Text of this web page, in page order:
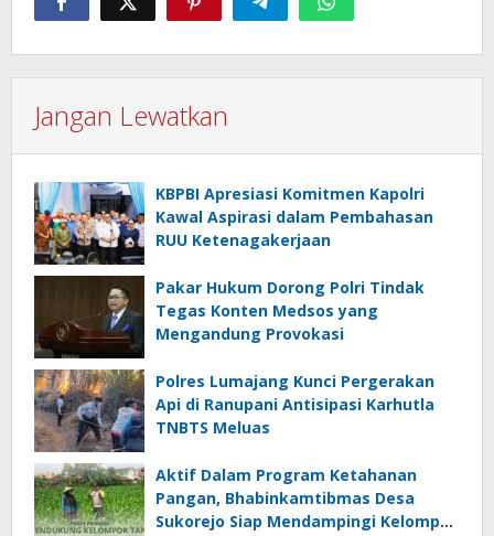
Jangan Lewatkan
KBPBI Apresiasi Komitmen Kapolri
Kawal Aspirasi dalam Pembahasan
RUU Ketenagakerjaan
Pakar Hukum Dorong Polri Tindak
Tegas Konten Medsos yang
Mengandung Provokasi
Polres Lumajang Kunci Pergerakan
Api di Ranupani Antisipasi Karhutla
TNBTS Meluas
Aktif Dalam Program Ketahanan
Pangan, Bhabinkamtibmas Desa
Sukorejo Siap Mendampingi Kelompok